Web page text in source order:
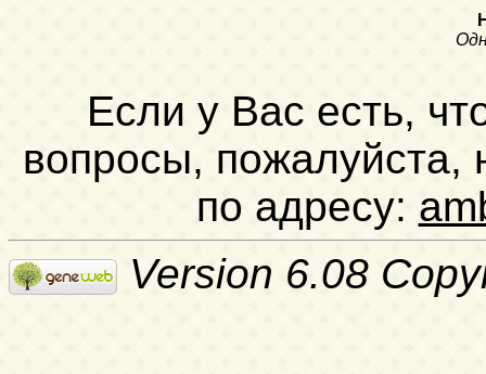
Если у Вас есть,
вопросы, пожалуйста,
по адресу:
Version 6.08